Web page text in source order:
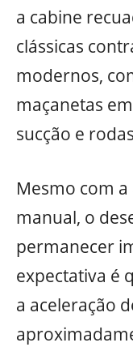
a cabine
clássicas
modernos,
maçanetas
sucção e
Mesmo com
manual, o
permanecer
expectativa é
a aceleração